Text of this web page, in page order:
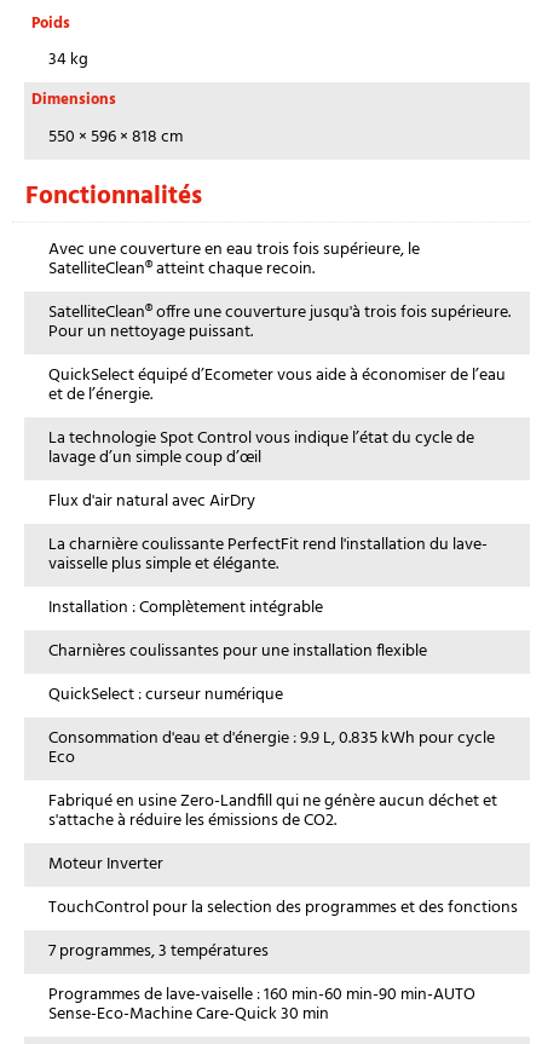
Poids
34 kg
Dimensions
550 × 596 × 818 cm
Fonctionnalités
Avec une couverture en eau trois fois supérieure, le
SatelliteClean® atteint chaque recoin.
SatelliteClean® offre une couverture jusqu'à trois fois supérieure.
Pour un nettoyage puissant.
QuickSelect équipé d’Ecometer vous aide à économiser de l’eau
et de l’énergie.
La technologie Spot Control vous indique l’état du cycle de
lavage d’un simple coup d’œil
Flux d'air natural avec AirDry
La charnière coulissante PerfectFit rend l'installation du lave-
vaisselle plus simple et élégante.
Installation : Complètement intégrable
Charnières coulissantes pour une installation flexible
QuickSelect : curseur numérique
Consommation d'eau et d'énergie : 9.9 L, 0.835 kWh pour cycle
Eco
Fabriqué en usine Zero-Landfill qui ne génère aucun déchet et
s'attache à réduire les émissions de CO2.
Moteur Inverter
TouchControl pour la selection des programmes et des fonctions
7 programmes, 3 températures
Programmes de lave-vaiselle : 160 min-60 min-90 min-AUTO
Sense-Eco-Machine Care-Quick 30 min